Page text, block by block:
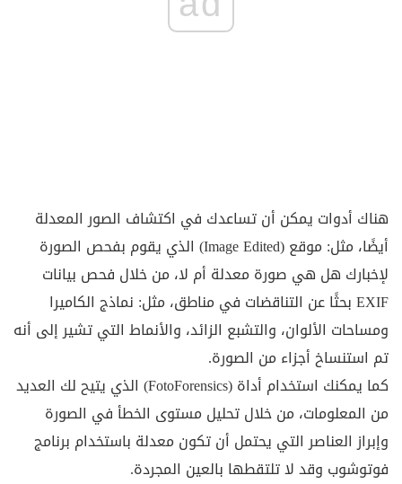
هناك أدوات يمكن أن تساعدك في اكتشاف الصور المعدلة
أيضًا، مثل: موقع (Image Edited) الذي يقوم بفحص الصورة
لإخبارك هل هي صورة معدلة أم لا، من خلال فحص بيانات
EXIF بحثًا عن التناقضات في مناطق، مثل: نماذج الكاميرا
ومساحات الألوان، والتشبع الزائد، والأنماط التي تشير إلى أنه
تم استنساخ أجزاء من الصورة.
كما يمكنك استخدام أداة (FotoForensics) الذي يتيح لك العديد
من المعلومات، من خلال تحليل مستوى الخطأ في الصورة
وإبراز العناصر التي يحتمل أن تكون معدلة باستخدام برنامج
فوتوشوب وقد لا تلتقطها بالعين المجردة.